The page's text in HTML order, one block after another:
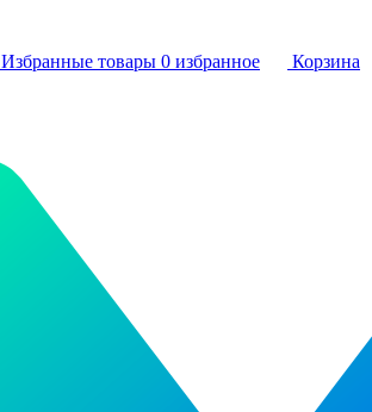
Избранные товары 0 избранное
Корзина